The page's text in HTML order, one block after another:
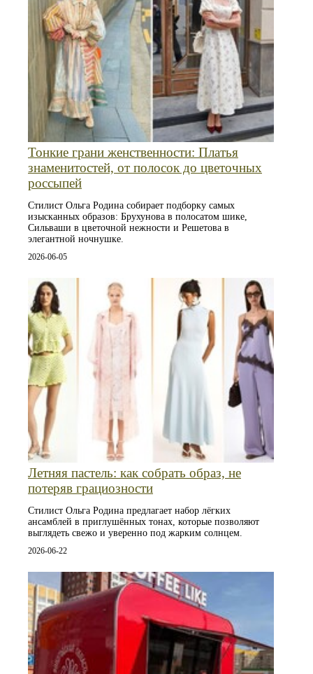
Тонкие грани женственности: Платья
знаменитостей, от полосок до цветочных
россыпей
Стилист Ольга Родина собирает подборку самых
изысканных образов: Брухунова в полосатом шике,
Сильваши в цветочной нежности и Решетова в
элегантной ночнушке.
2026-06-05
Летняя пастель: как собрать образ, не
потеряв грациозности
Стилист Ольга Родина предлагает набор лёгких
ансамблей в приглушённых тонах, которые позволяют
выглядеть свежо и уверенно под жарким солнцем.
2026-06-22